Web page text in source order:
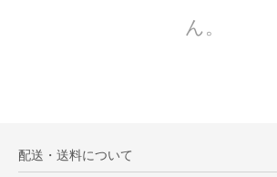
ん。
配送・送料について